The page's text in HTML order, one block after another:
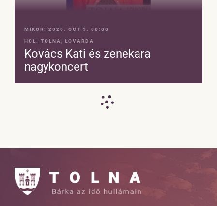
MIKOR: 2026. OCT 9. 00:00
HOL: TOLNA, LOVARDA
Kovács Kati és zenekara
nagykoncert